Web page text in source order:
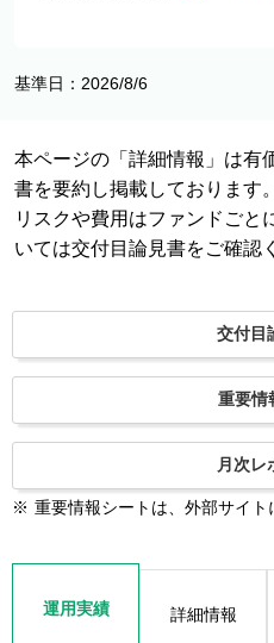
基準日：2026/8/6
本ページの「詳細情報」は有
書を要約し掲載しております。
リスクや費用はファンドごと
いては交付目論見書をご確認
交付目
重要
月次レ
※ 重要情報シートは、外部サイト
運用実績 詳細情報